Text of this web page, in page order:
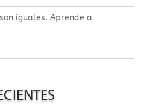
iguales. Aprende a